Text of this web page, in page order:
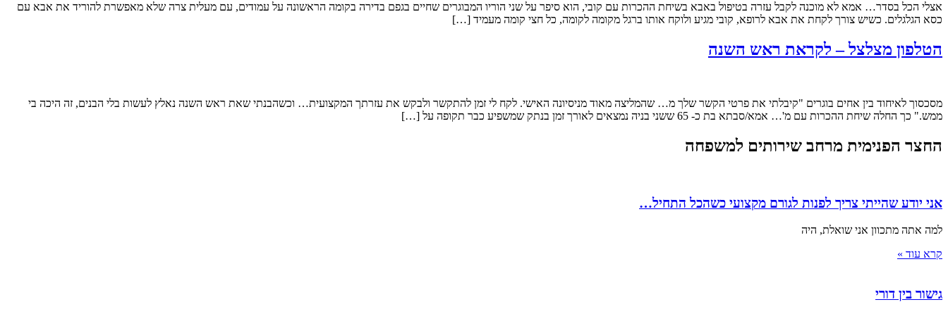
אצלי הכל בסדר… אמא לא מוכנה לקבל עזרה בטיפול באבא בשיחת ההכרות עם קובי, הוא סיפר על שני הוריו המבוגרים שחיים בגפם בדירה בקומה הראשונה על עמודים, עם מעלית צרה שלא מאפשרת להוריד את אבא עם
כסא הגלגלים. כשיש צורך לקחת את אבא לרופא, קובי מגיע ולוקח אותו ברגל מקומה לקומה, כל חצי קומה מעמיד […]
הטלפון מצלצל – לקראת ראש השנה
מסכסוך לאיחוד בין אחים בוגרים "קיבלתי את פרטי הקשר שלך מ… שהמליצה מאוד מניסיונה האישי. לקח לי זמן להתקשר ולבקש את עזרתך המקצועית… וכשהבנתי שאת ראש השנה נאלץ לעשות בלי הבנים, זה היכה בי
ממש." כך החלה שיחת ההכרות עם מ'… אמא/סבתא בת כ- 65 ששני בניה נמצאים לאורך זמן בנתק שמשפיע כבר תקופה על […]
החצר הפנימית מרחב שירותים למשפחה
אני יודע שהייתי צריך לפנות לגורם מקצועי כשהכל התחיל…
למה אתה מתכוון אני שואלת, היה
קרא עוד »
גישור בין דורי